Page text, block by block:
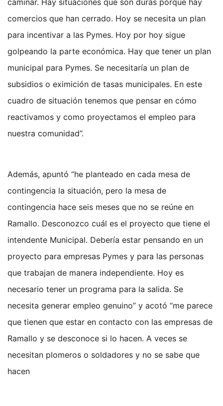
comercios que han cerrado. Hoy se necesita un plan
para incentivar a las Pymes. Hoy por hoy sigue
golpeando la parte económica. Hay que tener un plan
municipal para Pymes. Se necesitaría un plan de
subsidios o eximición de tasas municipales. En este
cuadro de situación tenemos que pensar en cómo
reactivamos y como proyectamos el empleo para
nuestra comunidad”.
Además, apuntó “he planteado en cada mesa de
contingencia la situación, pero la mesa de
contingencia hace seis meses que no se reúne en
Ramallo. Desconozco cuál es el proyecto que tiene el
intendente Municipal. Debería estar pensando en un
proyecto para empresas Pymes y para las personas
que trabajan de manera independiente. Hoy es
necesario tener un programa para la salida. Se
necesita generar empleo genuino” y acotó “me parece
que tienen que estar en contacto con las empresas de
Ramallo y se desconoce si lo hacen. A veces se
necesitan plomeros o soldadores y no se sabe que
hacen